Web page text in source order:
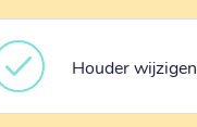
Houder wijzigen